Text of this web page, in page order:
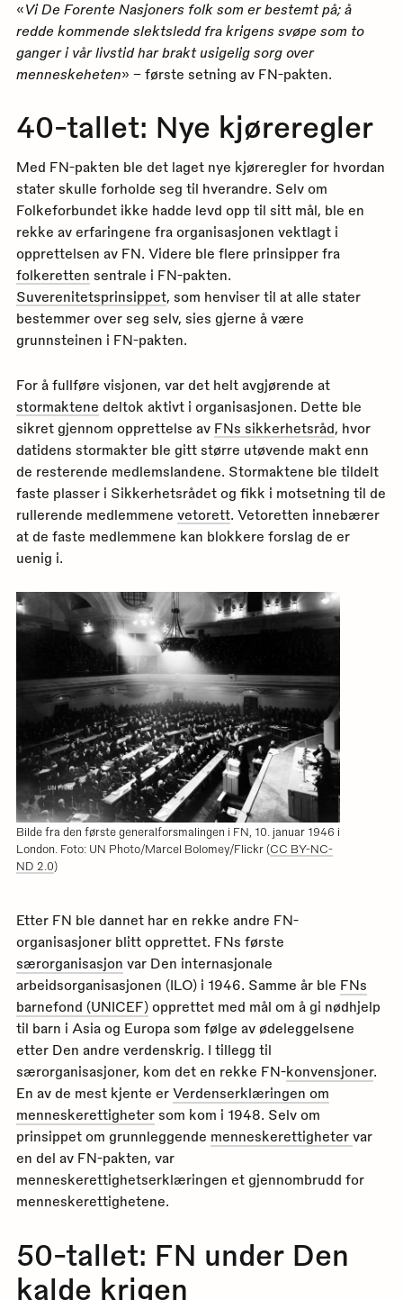
«Vi De Forente Nasjoners folk som er bestemt på; å
redde kommende slektsledd fra krigens svøpe som to
ganger i vår livstid har brakt usigelig sorg over
menneskeheten» – første setning av FN-pakten.
40-tallet: Nye kjøreregler
Med FN-pakten ble det laget nye kjøreregler for hvordan
stater skulle forholde seg til hverandre. Selv om
Folkeforbundet ikke hadde levd opp til sitt mål, ble en
rekke av erfaringene fra organisasjonen vektlagt i
opprettelsen av FN. Videre ble flere prinsipper fra
folkeretten sentrale i FN-pakten.
Suverenitetsprinsippet, som henviser til at alle stater
bestemmer over seg selv, sies gjerne å være
grunnsteinen i FN-pakten.
For å fullføre visjonen, var det helt avgjørende at
stormaktene deltok aktivt i organisasjonen. Dette ble
sikret gjennom opprettelse av FNs sikkerhetsråd, hvor
datidens stormakter ble gitt større utøvende makt enn
de resterende medlemslandene. Stormaktene ble tildelt
faste plasser i Sikkerhetsrådet og fikk i motsetning til de
rullerende medlemmene vetorett. Vetoretten innebærer
at de faste medlemmene kan blokkere forslag de er
uenig i.
Bilde fra den første generalforsmalingen i FN, 10. januar 1946 i
London. Foto: UN Photo/Marcel Bolomey/Flickr (CC BY-NC-
ND 2.0)
Etter FN ble dannet har en rekke andre FN-
organisasjoner blitt opprettet. FNs første
særorganisasjon var Den internasjonale
arbeidsorganisasjonen (ILO) i 1946. Samme år ble FNs
barnefond (UNICEF)opprettet med mål om å gi nødhjelp
til barn i Asia og Europa som følge av ødeleggelsene
etter Den andre verdenskrig. I tillegg til
særorganisasjoner, kom det en rekke FN-konvensjoner.
En av de mest kjente er Verdenserklæringen om
menneskerettighetersom kom i 1948. Selv om
prinsippet om grunnleggende menneskerettigheter var
en del av FN-pakten, var
menneskerettighetserklæringen et gjennombrudd for
menneskerettighetene.
50-tallet: FN under Den
kalde krigen